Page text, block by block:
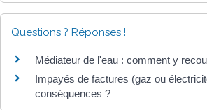
Questions ? Réponses !
Médiateur de l'eau : comment y
Impayés de factures (gaz ou
conséquences ?